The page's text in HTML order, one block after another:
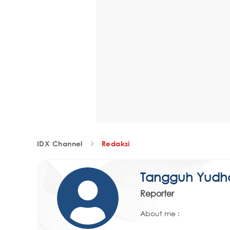
IDX Channel Redaksi
Tangguh
Reporter
About me :